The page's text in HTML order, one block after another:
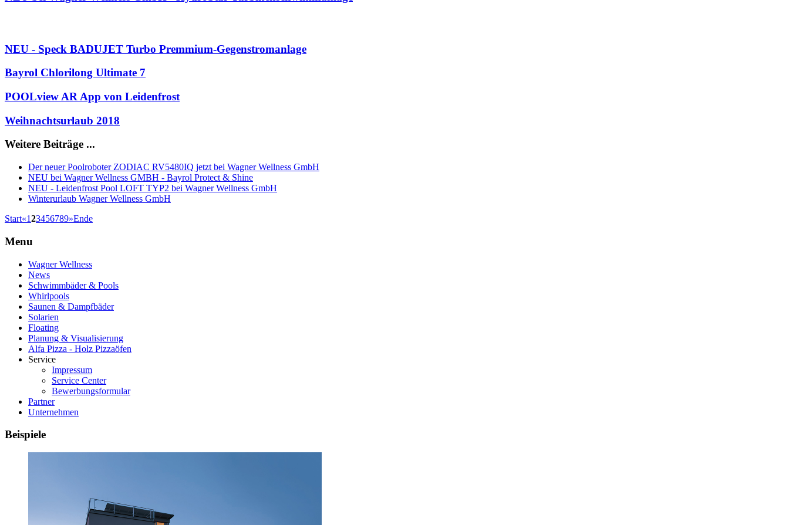
NEU - Speck BADUJET Turbo Premmium-Gegenstromanlage
Bayrol Chlorilong Ultimate 7
POOLview AR App von Leidenfrost
Weihnachtsurlaub 2018
Weitere Beiträge ...
Der neuer Poolroboter ZODIAC RV5480IQ jetzt bei Wagner Wellness GmbH
NEU bei Wagner Wellness GMBH - Bayrol Protect & Shine
NEU - Leidenfrost Pool LOFT TYP2 bei Wagner Wellness GmbH
Winterurlaub Wagner Wellness GmbH
Start«123456789»Ende
Menu
Wagner Wellness
News
Schwimmbäder & Pools
Whirlpools
Saunen & Dampfbäder
Solarien
Floating
Planung & Visualisierung
Alfa Pizza - Holz Pizzaöfen
Service
Impressum
Service Center
Bewerbungsformular
Partner
Unternehmen
Beispiele